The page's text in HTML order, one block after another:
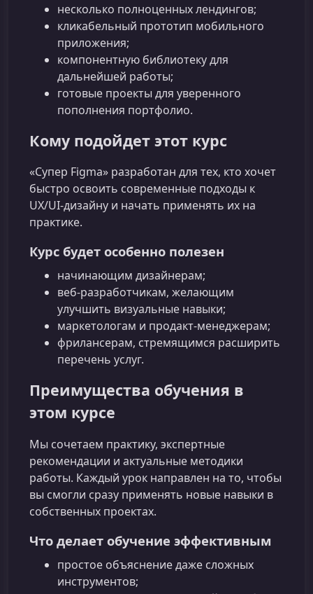
несколько полноценных лендингов;
кликабельный прототип мобильного
приложения;
компонентную библиотеку для
дальнейшей работы;
готовые проекты для уверенного
пополнения портфолио.
Кому подойдет этот курс
«Супер Figma» разработан для тех, кто хочет
быстро освоить современные подходы к
UX/UI‑дизайну и начать применять их на
практике.
Курс будет особенно полезен
начинающим дизайнерам;
веб‑разработчикам, желающим
улучшить визуальные навыки;
маркетологам и продакт‑менеджерам;
фрилансерам, стремящимся расширить
перечень услуг.
Преимущества обучения в
этом курсе
Мы сочетаем практику, экспертные
рекомендации и актуальные методики
работы. Каждый урок направлен на то, чтобы
вы смогли сразу применять новые навыки в
собственных проектах.
Что делает обучение эффективным
простое объяснение даже сложных
инструментов;